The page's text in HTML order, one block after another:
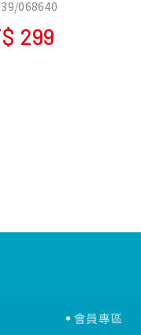
068640
299
會員專區